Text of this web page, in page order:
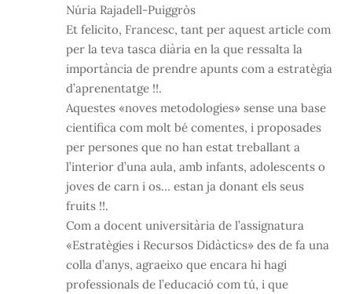
Núria Rajadell-Puiggròs
Et felicito, Francesc, tant per aquest article com
per la teva tasca diària en la que ressalta la
importància de prendre apunts com a estratègia
d’aprenentatge !!.
Aquestes «noves metodologies» sense una base
científica com molt bé comentes, i proposades
per persones que no han estat treballant a
l’interior d’una aula, amb infants, adolescents o
joves de carn i os… estan ja donant els seus
fruits !!.
Com a docent universitària de l’assignatura
«Estratègies i Recursos Didàctics» des de fa una
colla d’anys, agraeixo que encara hi hagi
professionals de l’educació com tú, i que